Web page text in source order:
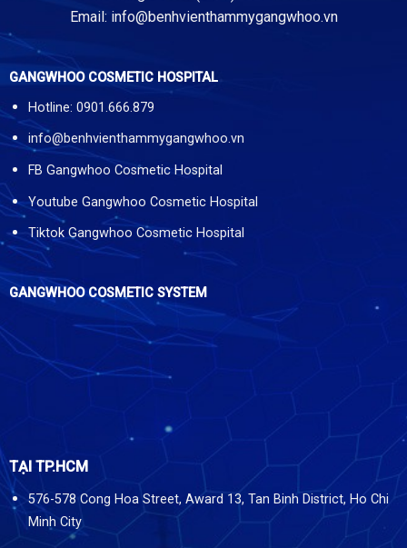
Email: info@benhvienthammygangwhoo.vn
GANGWHOO COSMETIC HOSPITAL
Hotline: 0901.666.879
info@benhvienthammygangwhoo.vn
FB Gangwhoo Cosmetic Hospital
Youtube Gangwhoo Cosmetic Hospital
Tiktok Gangwhoo Cosmetic Hospital
GANGWHOO COSMETIC SYSTEM
TẠI TP.HCM
576-578 Cong Hoa Street, Award 13, Tan Binh District, Ho Chi
Minh City